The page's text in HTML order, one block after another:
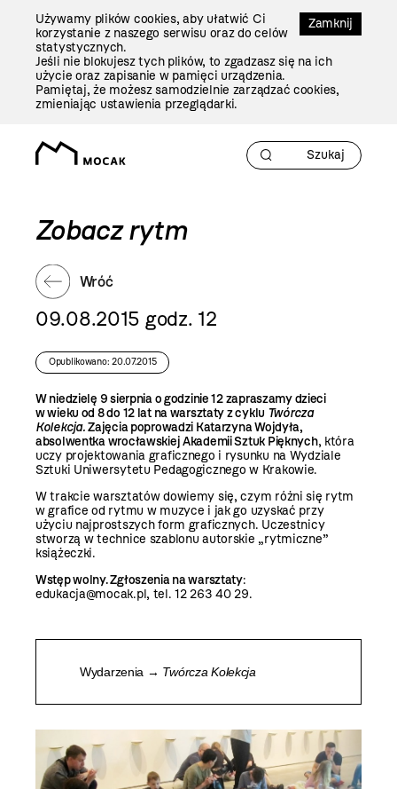
Zamknij
Używamy plików cookies, aby ułatwić Ci
korzystanie z naszego serwisu oraz do celów
statystycznych.
Jeśli nie blokujesz tych plików, to zgadzasz się na ich
użycie oraz zapisanie w pamięci urządzenia.
Pamiętaj, że możesz samodzielnie zarządzać cookies,
zmieniając ustawienia przeglądarki.
Zobacz rytm
Wróć
09.08.2015 godz. 12
Opublikowano: 20.07.2015
W niedzielę 9 sierpnia o godzinie 12 zapraszamy dzieci
w wieku od 8 do 12 lat na warsztaty z cyklu Twórcza
Kolekcja. Zajęcia poprowadzi Katarzyna Wojdyła,
absolwentka wrocławskiej Akademii Sztuk Pięknych, która
uczy projektowania graficznego i rysunku na Wydziale
Sztuki Uniwersytetu Pedagogicznego w Krakowie.
W trakcie warsztatów dowiemy się, czym różni się rytm
w grafice od rytmu w muzyce i jak go uzyskać przy
użyciu najprostszych form graficznych. Uczestnicy
stworzą w technice szablonu autorskie „rytmiczne”
książeczki.
Wstęp wolny. Zgłoszenia na warsztaty:
edukacja@mocak.pl, tel. 12 263 40 29.
Wydarzenia → Twórcza Kolekcja